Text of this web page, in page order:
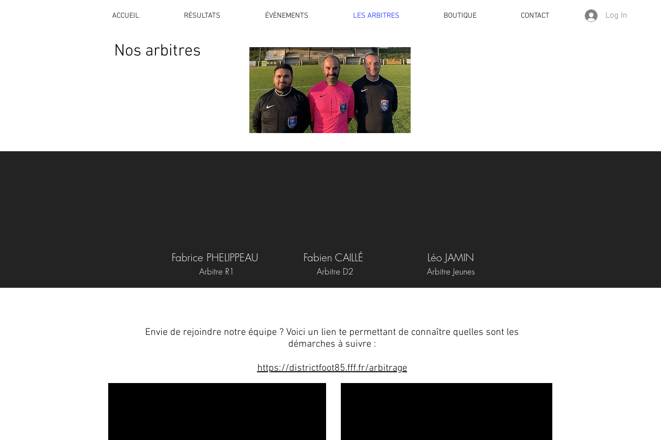
ACCUEIL RÉSULTATS ÉVÈNEMENTS LES ARBITRES BOUTIQUE CONTACT Log In
Nos arbitres
Fabrice PHELIPPEAU
Arbitre R1
Fabien CAILLÉ
Arbitre D2
Léo JAMIN
Arbitre Jeunes
Envie de rejoindre notre équipe ? Voici un lien te permettant de connaître quelles sont les
démarches à suivre :
https://districtfoot85.fff.fr/arbitrage